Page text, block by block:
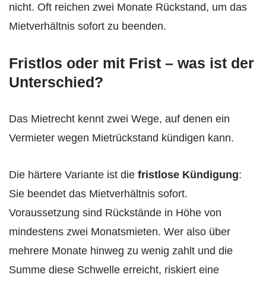
nicht. Oft reichen zwei Monate Rückstand, um das
Mietverhältnis sofort zu beenden.
Fristlos oder mit Frist – was ist der
Unterschied?
Das Mietrecht kennt zwei Wege, auf denen ein
Vermieter wegen Mietrückstand kündigen kann.
Die härtere Variante ist die fristlose Kündigung:
Sie beendet das Mietverhältnis sofort.
Voraussetzung sind Rückstände in Höhe von
mindestens zwei Monatsmieten. Wer also über
mehrere Monate hinweg zu wenig zahlt und die
Summe diese Schwelle erreicht, riskiert eine